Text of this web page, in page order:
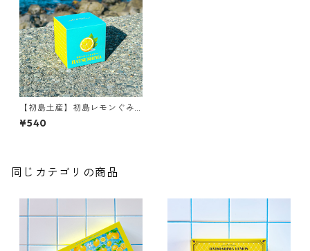
【初島土産】初島レモンぐみ
ぜりー
¥540
同じカテゴリの商品